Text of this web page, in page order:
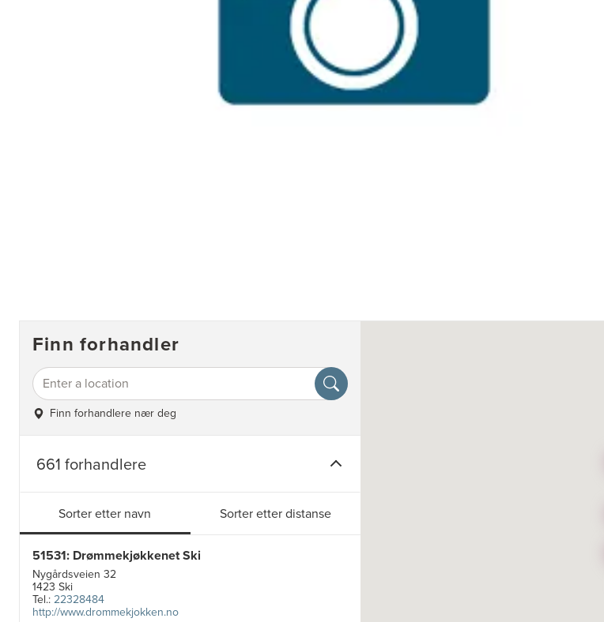
Finn forhandler
Finn forhandlere nær deg
661 forhandlere
Sorter etter navn Sorter etter distanse
51531: Drømmekjøkkenet Ski
Nygårdsveien 32
1423 Ski
Tel.:22328484
http://www.drommekjokken.no